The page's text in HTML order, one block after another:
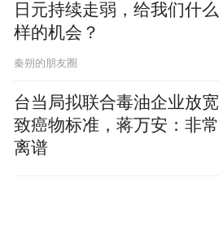
日元持续走弱，给我们什么
样的机会？
秦朔的朋友圈
台当局拟联合毒油企业放宽
致癌物标准，蒋万安：非常
离谱